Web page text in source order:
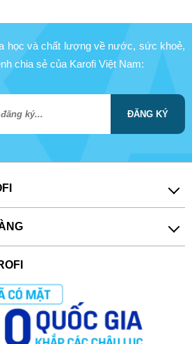
học và chất lượng về nước, sức khoẻ,
chia sẻ của Karofi Việt Nam:
ĐĂNG KÝ